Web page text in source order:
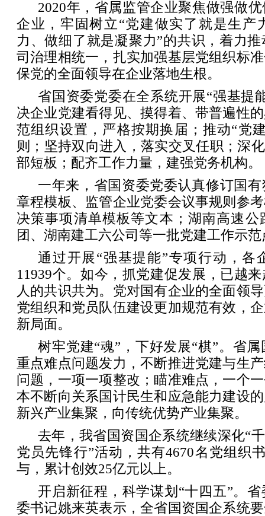
2020年，省属监管企业聚焦做强做
企业，牢固树立“党建做实了就是生产
力、做细了就是凝聚力”的共识，着力
司治理相统一，扎实加强基层党组织标
保党的全面领导在企业落地生根。
省国资委党委在全系统开展“强基提
决企业党建看得见、摸得着、带普遍性
范组织设置，严格按期换届；推动“党
则；坚持双向进入，落实交叉任职；深
部短板；配齐工作力量，建强党务机构。
一年来，省国资委党委认真修订国
章程模板、监管企业党委会议事规则参
决策事项清单模板等文本；湖南高速公
团、湖南建工六公司等一批党建工作示
通过开展“强基提能”专项行动，各
11939个。如今，抓党建促发展，已越
人的共识共为。党对国有企业的全面领
党组织和党员队伍建设更加规范有效，
新局面。
树牢党建“魂”，下好发展“棋”。省
重点难点问题发力，不断推进党建与生
问题，一项一项整改；瞄准难点，一个
本不断向关系国计民生和应急能力建设
新兴产业集聚，向传统优势产业集聚。
去年，我省国资国企系统继续深化“
党员先锋行”活动，共有4670名党组织
与，累计创效25亿元以上。
开启新征程，科学谋划“十四五”。
委书记姚来英表示，全省国资国企系统